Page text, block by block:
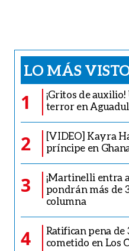
LO MÁS
1
¡Gritos de
terror en
2
[VIDEO] Kayra
príncipe en
3
¡Martinelli entra
pondrán más de
columna
4
Ratifican pena
cometido en Los